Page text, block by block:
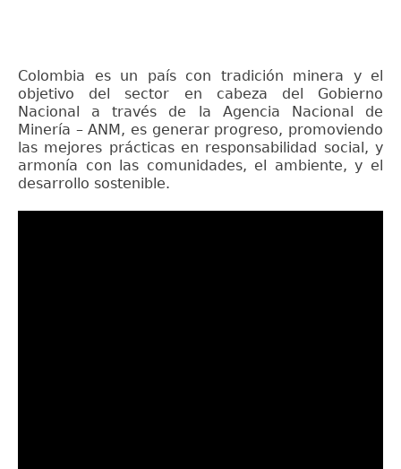
Colombia es un país con tradición minera y el
objetivo del sector en cabeza del Gobierno
Nacional a través de la Agencia Nacional de
Minería – ANM, es generar progreso, promoviendo
las mejores prácticas en responsabilidad social, y
armonía con las comunidades, el ambiente, y el
desarrollo sostenible.